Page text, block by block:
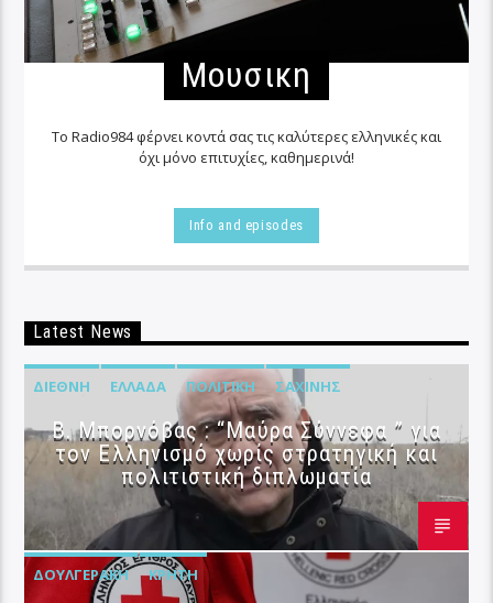
Μουσικη
Το Radio984 φέρνει κοντά σας τις καλύτερες ελληνικές και
όχι μόνο επιτυχίες, καθημερινά!
Info and episodes
Latest News
ΔΙΕΘΝΉ ΕΛΛΆΔΑ ΠΟΛΙΤΙΚΉ ΣΑΧΊΝΗΣ
B. Μπορνόβας : “Μαύρα Σύννεφα ” για
τον Ελληνισμό χωρίς στρατηγική και
πολιτιστική διπλωματία
ΔΟΥΛΓΕΡΆΚΗ ΚΡΉΤΗ